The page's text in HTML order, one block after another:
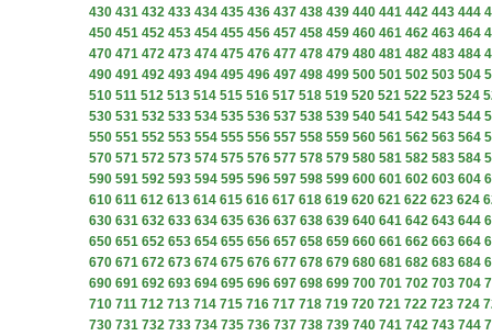
430 431 432 433 434 435 436 437 438 439 440 441 442 443 444
450 451 452 453 454 455 456 457 458 459 460 461 462 463 464
470 471 472 473 474 475 476 477 478 479 480 481 482 483 484
490 491 492 493 494 495 496 497 498 499 500 501 502 503 504
510 511 512 513 514 515 516 517 518 519 520 521 522 523 524
530 531 532 533 534 535 536 537 538 539 540 541 542 543 544
550 551 552 553 554 555 556 557 558 559 560 561 562 563 564
570 571 572 573 574 575 576 577 578 579 580 581 582 583 584
590 591 592 593 594 595 596 597 598 599 600 601 602 603 604
610 611 612 613 614 615 616 617 618 619 620 621 622 623 624
630 631 632 633 634 635 636 637 638 639 640 641 642 643 644
650 651 652 653 654 655 656 657 658 659 660 661 662 663 664
670 671 672 673 674 675 676 677 678 679 680 681 682 683 684
690 691 692 693 694 695 696 697 698 699 700 701 702 703 704
710 711 712 713 714 715 716 717 718 719 720 721 722 723 724
730 731 732 733 734 735 736 737 738 739 740 741 742 743 744